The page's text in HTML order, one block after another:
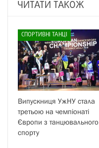
ЧИТАТИ ТАКОЖ
СПОРТИВНІ ТАНЦІ
Випускниця УжНУ стала
третьою на чемпіонаті
Європи з танцювального
спорту